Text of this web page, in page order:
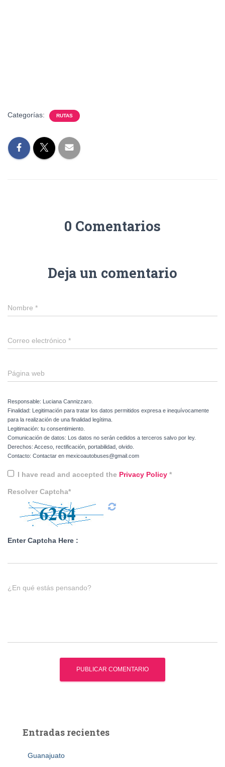
Categorías: RUTAS
0 Comentarios
Deja un comentario
Nombre *
Correo electrónico *
Página web
Responsable: Luciana Cannizzaro.
Finalidad: Legitimación para tratar los datos permitidos expresa e inequívocamente
para la realización de una finalidad legítima.
Legitimación: tu consentimiento.
Comunicación de datos: Los datos no serán cedidos a terceros salvo por ley.
Derechos: Acceso, rectificación, portabilidad, olvido.
Contacto: Contactar en mexicoautobuses@gmail.com
I have read and accepted the Privacy Policy *
Resolver Captcha*
Enter Captcha Here :
¿En qué estás pensando?
Entradas recientes
Guanajuato